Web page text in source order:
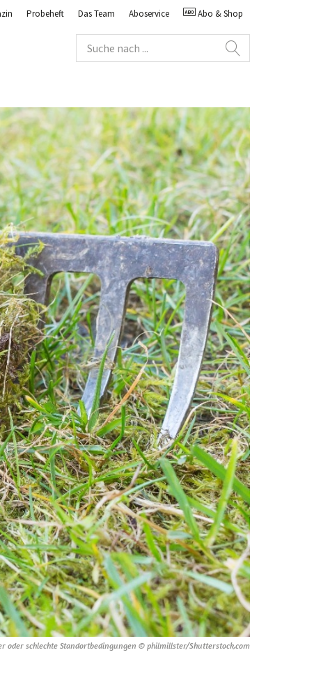
Probeheft Das Team Aboservice Abo & Shop
oder schlechte Standortbedingungen © philmillster/Shutterstock.com